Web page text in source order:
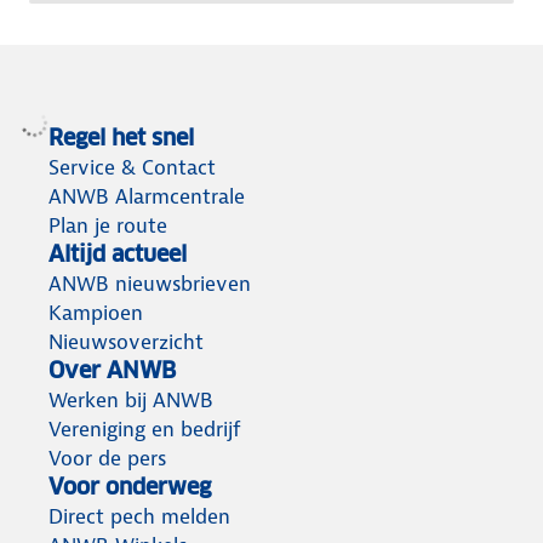
Regel het snel
Service & Contact
ANWB Alarmcentrale
Plan je route
Altijd actueel
ANWB nieuwsbrieven
Kampioen
Nieuwsoverzicht
Over ANWB
Werken bij ANWB
Vereniging en bedrijf
Voor de pers
Voor onderweg
Direct pech melden